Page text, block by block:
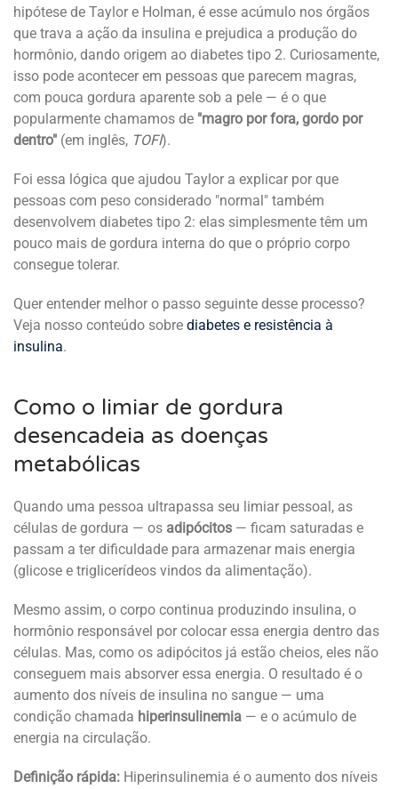
hipótese de Taylor e Holman, é esse acúmulo nos órgãos
que trava a ação da insulina e prejudica a produção do
hormônio, dando origem ao diabetes tipo 2. Curiosamente,
isso pode acontecer em pessoas que parecem magras,
com pouca gordura aparente sob a pele — é o que
popularmente chamamos de "magro por fora, gordo por
dentro" (em inglês, TOFI).
Foi essa lógica que ajudou Taylor a explicar por que
pessoas com peso considerado "normal" também
desenvolvem diabetes tipo 2: elas simplesmente têm um
pouco mais de gordura interna do que o próprio corpo
consegue tolerar.
Quer entender melhor o passo seguinte desse processo?
Veja nosso conteúdo sobre diabetes e resistência à
insulina.
Como o limiar de gordura
desencadeia as doenças
metabólicas
Quando uma pessoa ultrapassa seu limiar pessoal, as
células de gordura — os adipócitos — ficam saturadas e
passam a ter dificuldade para armazenar mais energia
(glicose e triglicerídeos vindos da alimentação).
Mesmo assim, o corpo continua produzindo insulina, o
hormônio responsável por colocar essa energia dentro das
células. Mas, como os adipócitos já estão cheios, eles não
conseguem mais absorver essa energia. O resultado é o
aumento dos níveis de insulina no sangue — uma
condição chamada hiperinsulinemia — e o acúmulo de
energia na circulação.
Definição rápida: Hiperinsulinemia é o aumento dos níveis